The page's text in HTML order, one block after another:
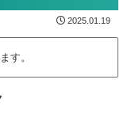
2025.01.19
す。